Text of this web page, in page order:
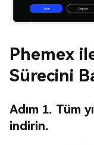
Phemex
Sürecini
Adım 1. Tüm
indirin.